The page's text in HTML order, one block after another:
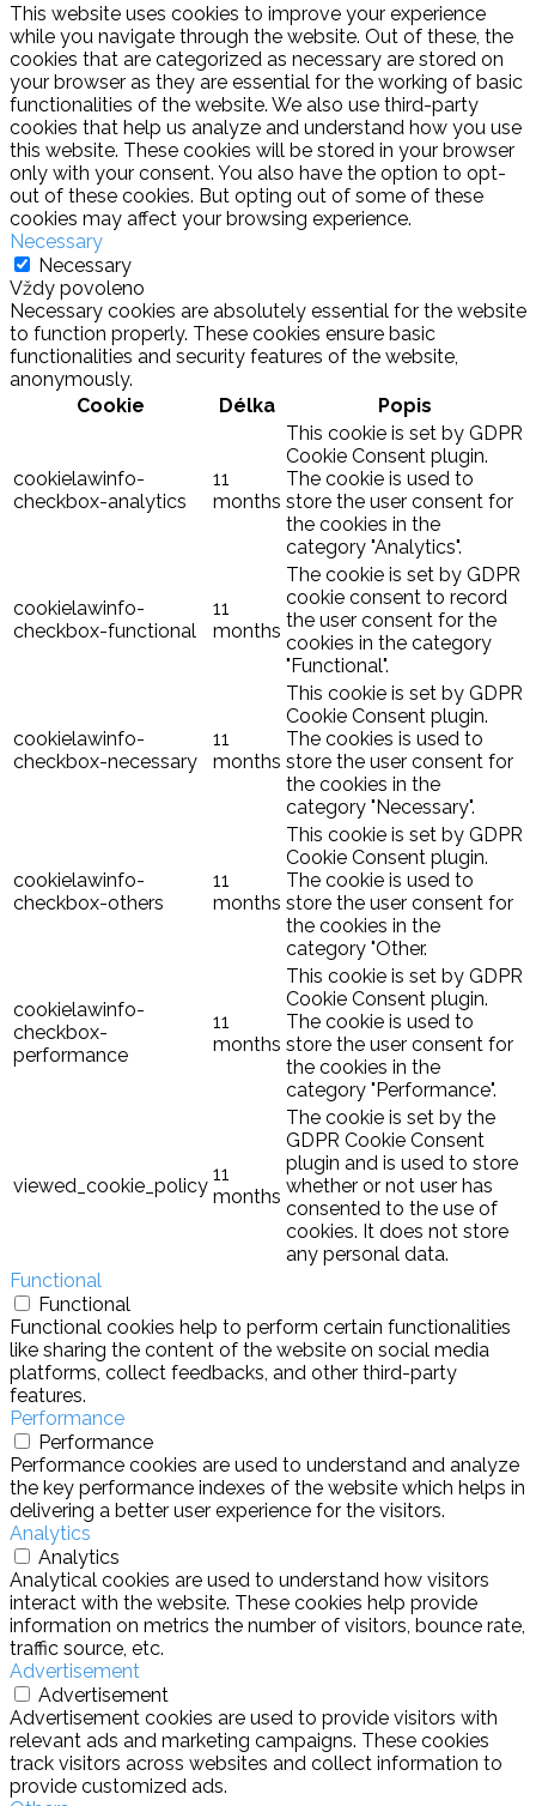
This website uses cookies to improve your experience
while you navigate through the website. Out of these, the
cookies that are categorized as necessary are stored on
your browser as they are essential for the working of basic
functionalities of the website. We also use third-party
cookies that help us analyze and understand how you use
this website. These cookies will be stored in your browser
only with your consent. You also have the option to opt-
out of these cookies. But opting out of some of these
cookies may affect your browsing experience.
Necessary
Necessary
Vždy povoleno
Necessary cookies are absolutely essential for the website
to function properly. These cookies ensure basic
functionalities and security features of the website,
anonymously.
Cookie
Délka Popis
cookielawinfo-
checkbox-analytics
11
months
This cookie is set by GDPR
Cookie Consent plugin.
The cookie is used to
store the user consent for
the cookies in the
category "Analytics".
cookielawinfo-
checkbox-functional
11
months
The cookie is set by GDPR
cookie consent to record
the user consent for the
cookies in the category
"Functional".
cookielawinfo-
checkbox-necessary
11
months
This cookie is set by GDPR
Cookie Consent plugin.
The cookies is used to
store the user consent for
the cookies in the
category "Necessary".
cookielawinfo-
checkbox-others
11
months
This cookie is set by GDPR
Cookie Consent plugin.
The cookie is used to
store the user consent for
the cookies in the
category "Other.
cookielawinfo-
checkbox-
performance
11
months
This cookie is set by GDPR
Cookie Consent plugin.
The cookie is used to
store the user consent for
the cookies in the
category "Performance".
viewed_cookie_policy
11
months
The cookie is set by the
GDPR Cookie Consent
plugin and is used to store
whether or not user has
consented to the use of
cookies. It does not store
any personal data.
Functional
Functional
Functional cookies help to perform certain functionalities
like sharing the content of the website on social media
platforms, collect feedbacks, and other third-party
features.
Performance
Performance
Performance cookies are used to understand and analyze
the key performance indexes of the website which helps in
delivering a better user experience for the visitors.
Analytics
Analytics
Analytical cookies are used to understand how visitors
interact with the website. These cookies help provide
information on metrics the number of visitors, bounce rate,
traffic source, etc.
Advertisement
Advertisement
Advertisement cookies are used to provide visitors with
relevant ads and marketing campaigns. These cookies
track visitors across websites and collect information to
provide customized ads.